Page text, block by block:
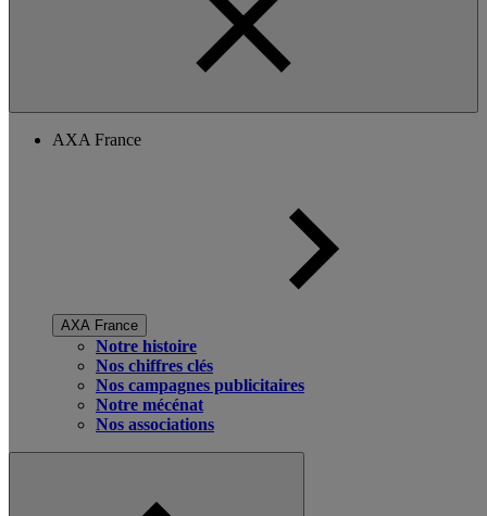
AXA France
AXA France
Notre histoire
Nos chiffres clés
Nos campagnes publicitaires
Notre mécénat
Nos associations